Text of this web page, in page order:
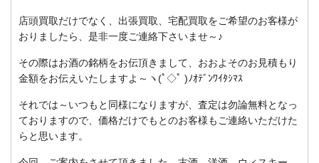
店頭買取だけでなく、出張買取、宅配買取をご希望のお客様が
おりましたら、是非一度ご連絡下さいませ～♪
その際はお酒の銘柄をお伝頂きまして、おおよそのお見積もり
金額をお伝えいたしますよ～ヽ(ﾟ◇ﾟ )ﾉｵﾃﾞﾝﾜｲﾀｼﾏｽ
それでは～いつもと同様になりますが、査定は勿論無料となっ
ておりますので、価格だけでもとのお客様もご連絡いただけた
らと思います。